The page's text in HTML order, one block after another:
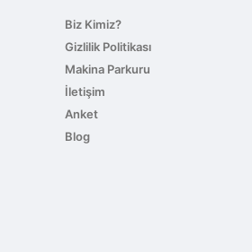
Biz Kimiz?
Gizlilik Politikası
Makina Parkuru
İletişim
Anket
Blog